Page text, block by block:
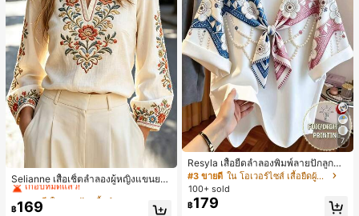
Selianne เสื้อเชิ้ตลำลองผู้หญิงแขนยา
ว คอวีเว้า ลายดอกไม้
#2 ขายดี
ใน งานปัก เสื้อทำงาน
เกือบหมดแล้ว!
#2 ขายดี ใน งานปัก เสื้อทำงาน
เกือบหมดแล้ว!
#2 ขายดี ใน งานปัก เสื้อทำงาน
เกือบหมดแล้ว!
฿169
7
Resyla เสื้อยืดลำลองพิมพ์ลายปักลูกปัด
รูปโบว์ขนาดใหญ่สำหรับผู้หญิง
#3 ขายดี
ใน โอเวอร์ไซส์ เสื้อยืดผู้หญิง
100+ sold
฿179